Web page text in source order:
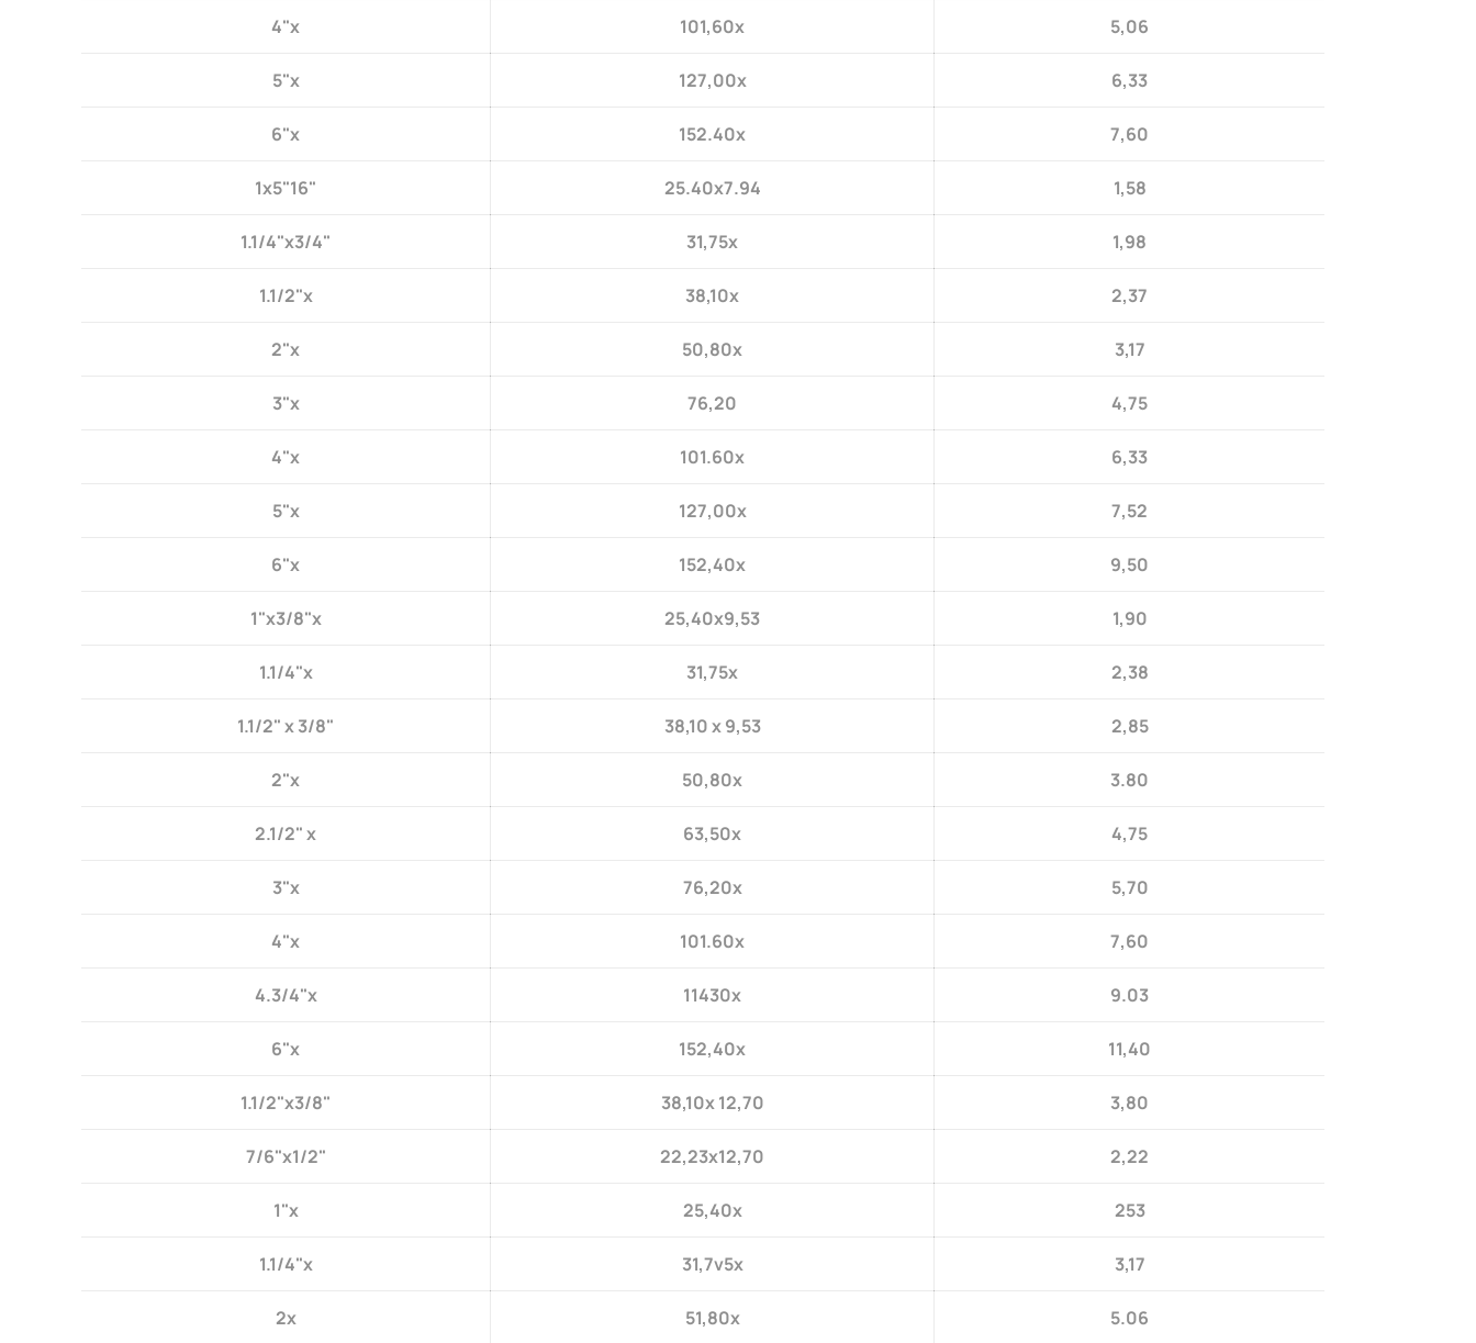
4"x 101,60x 5,06
5"x 127,00x 6,33
6"x 152.40x 7,60
1x5"16" 25.40x7.94 1,58
1.1/4"x3/4" 31,75x 1,98
1.1/2"x 38,10x 2,37
2"x 50,80x 3,17
3"x 76,20 4,75
4"x 101.60x 6,33
5"x 127,00x 7,52
6"x 152,40x 9,50
1"x3/8"x 25,40x9,53 1,90
1.1/4"x 31,75x 2,38
1.1/2" x 3/8" 38,10 x 9,53 2,85
2"x 50,80x 3.80
2.1/2" x 63,50x 4,75
3"x 76,20x 5,70
4"x 101.60x 7,60
4.3/4"x 11430x 9.03
6"x 152,40x 11,40
1.1/2"x3/8" 38,10x 12,70 3,80
7/6"x1/2" 22,23x12,70 2,22
1"x 25,40x 253
1.1/4"x 31,7v5x 3,17
2x 51,80x 5.06